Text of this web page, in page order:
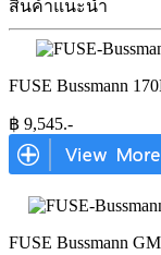
สินค้าแนะนำ
FUSE Bussmann
฿ 9,545.-
FUSE Bussmann